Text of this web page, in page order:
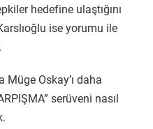
hedefine ulaştığını
ise yorumu ile
Oskay’ı daha
serüveni nasıl